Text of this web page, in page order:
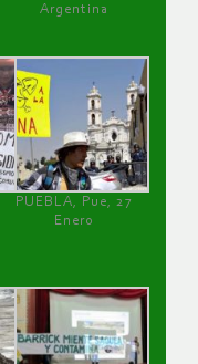
Argentina
PUEBLA, Pue, 27
Enero